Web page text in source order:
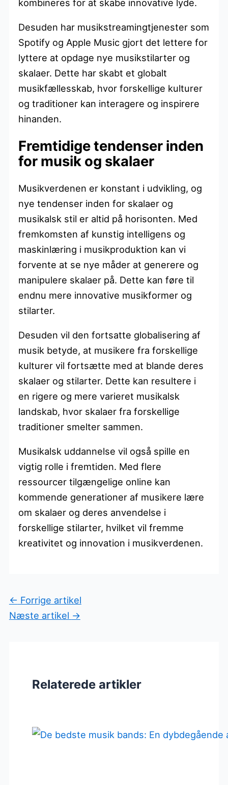
kombineres for at skabe innovative lyde.
Desuden har musikstreamingtjenester som
Spotify og Apple Music gjort det lettere for
lyttere at opdage nye musikstilarter og
skalaer. Dette har skabt et globalt
musikfællesskab, hvor forskellige kulturer
og traditioner kan interagere og inspirere
hinanden.
Fremtidige tendenser inden
for musik og skalaer
Musikverdenen er konstant i udvikling, og
nye tendenser inden for skalaer og
musikalsk stil er altid på horisonten. Med
fremkomsten af kunstig intelligens og
maskinlæring i musikproduktion kan vi
forvente at se nye måder at generere og
manipulere skalaer på. Dette kan føre til
endnu mere innovative musikformer og
stilarter.
Desuden vil den fortsatte globalisering af
musik betyde, at musikere fra forskellige
kulturer vil fortsætte med at blande deres
skalaer og stilarter. Dette kan resultere i
en rigere og mere varieret musikalsk
landskab, hvor skalaer fra forskellige
traditioner smelter sammen.
Musikalsk uddannelse vil også spille en
vigtig rolle i fremtiden. Med flere
ressourcer tilgængelige online kan
kommende generationer af musikere lære
om skalaer og deres anvendelse i
forskellige stilarter, hvilket vil fremme
kreativitet og innovation i musikverdenen.
← Forrige artikel
Næste artikel →
Relaterede artikler